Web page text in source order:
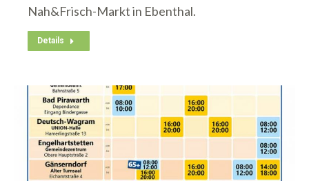
Nah&Frisch-Markt in Ebenthal.
Details